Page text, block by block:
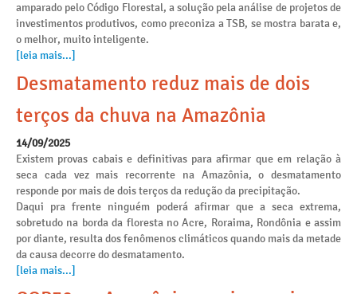
amparado pelo Código Florestal, a solução pela análise de projetos de
investimentos produtivos, como preconiza a TSB, se mostra barata e,
o melhor, muito inteligente.
[leia mais...]
Desmatamento reduz mais de dois
terços da chuva na Amazônia
14/09/2025
Existem provas cabais e definitivas para afirmar que em relação à
seca cada vez mais recorrente na Amazônia, o desmatamento
responde por mais de dois terços da redução da precipitação.
Daqui pra frente ninguém poderá afirmar que a seca extrema,
sobretudo na borda da floresta no Acre, Roraima, Rondônia e assim
por diante, resulta dos fenômenos climáticos quando mais da metade
da causa decorre do desmatamento.
[leia mais...]